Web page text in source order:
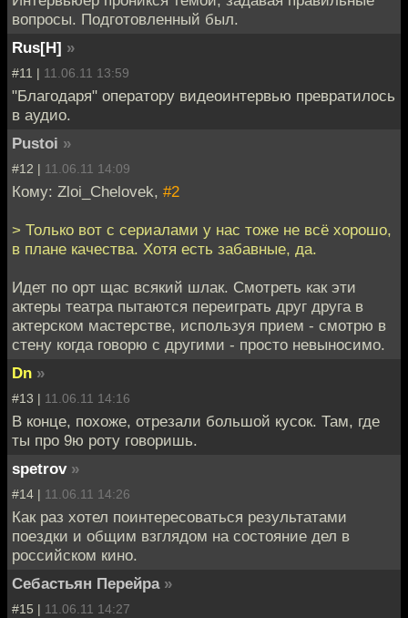
вопросы. Подготовленный был.
Rus[H] »
#11 | 11.06.11 13:59
"Благодаря" оператору видеоинтервью превратилось
в аудио.
Pustoi »
#12 | 11.06.11 14:09
Кому: Zloi_Chelovek, #2
> Только вот с сериалами у нас тоже не всё хорошо,
в плане качества. Хотя есть забавные, да.
Идет по орт щас всякий шлак. Смотреть как эти
актеры театра пытаются переиграть друг друга в
актерском мастерстве, используя прием - смотрю в
стену когда говорю с другими - просто невыносимо.
Dn »
#13 | 11.06.11 14:16
В конце, похоже, отрезали большой кусок. Там, где
ты про 9ю роту говоришь.
spetrov »
#14 | 11.06.11 14:26
Как раз хотел поинтересоваться результатами
поездки и общим взглядом на состояние дел в
российском кино.
Себастьян Перейра »
#15 | 11.06.11 14:27